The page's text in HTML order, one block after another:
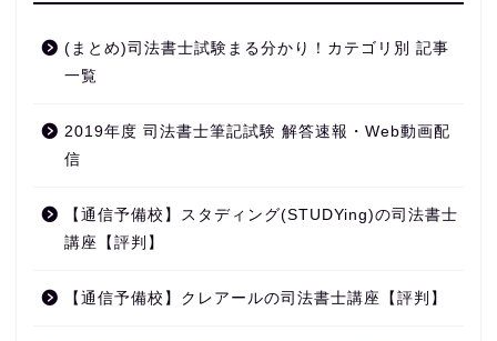
(まとめ)司法書士試験まる分かり！カテゴリ別 記事
一覧
2019年度 司法書士筆記試験 解答速報・Web動画配
信
【通信予備校】スタディング(STUDYing)の司法書士
講座【評判】
【通信予備校】クレアールの司法書士講座【評判】